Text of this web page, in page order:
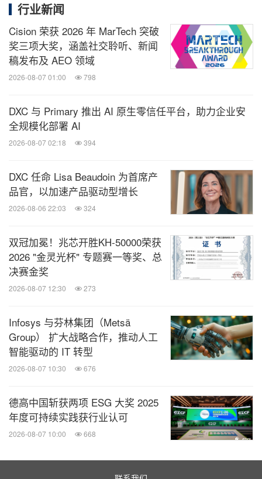
AI技术与服务，针对智慧领域云开发者平台、企业内
部协同办公以及技术产研等关键领域，打造了一系列
高效的生成式AI解决方案，显著提升了开发者的工作
效率和终端消费者的使用体验。在可持续发展方面，
涂鸦智能打造的全链路智慧能源管理解决方案，基于
亚马逊云科技的生成式AI技术，为企业带来了更加智
能化的设备与能耗管理，极大地提高了企业的能源管
理效率。
年度协作合作伙伴：德勤中国
德勤中国携手亚马逊云科技及其合作伙伴，通过技术
融合与能力集成，为企业提供有价值的业务革新解决
方案，并荣获年度协作合作伙伴奖项。自德勤中国与
亚马逊云科技成立生成式AI联合实验室以来，双方已
联合发布了一系列生成式AI解决方案，包括大语言模
式AI知识库问答等解决方案，助力客户解决模型管理
与调优、数据分析与业务洞察、知识资产整合与利用
等方面的挑战。同时，德勤中国基于自身实践创新与
践平台。该平台可灵活应对跨领域业务场景需求，并
基于用户反馈持续迭代与优化，助力企业快速构建生
成式 AI 能力。德勤中国已与亚马逊云科技及其众多
合作伙伴服务了来自汽车、生命科学、零售快消和制
行业新闻
Cision 荣获 2026 年 MarTech 突破
奖三项大奖，涵盖社交聆听、新闻
稿发布及 AEO 领域
2026-08-07 01:00 798
DXC 与 Primary 推出 AI 原生零信任平台，助力企业安
全规模化部署 AI
2026-08-07 02:18 394
DXC 任命 Lisa Beaudoin 为首席产
品官，以加速产品驱动型增长
2026-08-06 22:03 324
双冠加冕！兆芯开胜KH‑50000荣获
2026 "金灵光杯" 专题赛一等奖、总
决赛金奖
2026-08-07 12:30 273
Infosys 与芬林集团（Metsä
Group） 扩大战略合作，推动人工
智能驱动的 IT 转型
2026-08-07 10:30 676
德高中国斩获两项 ESG 大奖 2025
年度可持续实践获行业认可
2026-08-07 10:00 668